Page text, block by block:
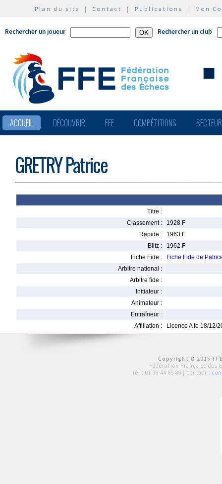
Plan du site | Contact | Publications | Mon
Rechercher un joueur Rechercher un club
ACCUEIL DÉCOUVRIR FFE COMPÉTITIONS
GRETRY Patrice
Titre :
Classement :
1928 F
Rapide :
1963 F
Blitz :
1962 F
Fiche Fide :
Fiche Fide de
Arbitre national :
Arbitre fide :
Initiateur :
Animateur :
Entraîneur :
Affiliation :
Licence A le 18/12/
Copyright © 2015
Fédération Française des
tél : 01 39 44 65 80 | contact :